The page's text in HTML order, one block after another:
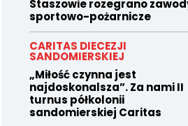
Staszowie rozegrano
sportowo-pożarnicze
CARITAS DIECEZJI
SANDOMIERSKIEJ
„Miłość czynna jest
najdoskonalsza”. Za nami II
turnus półkolonii
sandomierskiej Caritas